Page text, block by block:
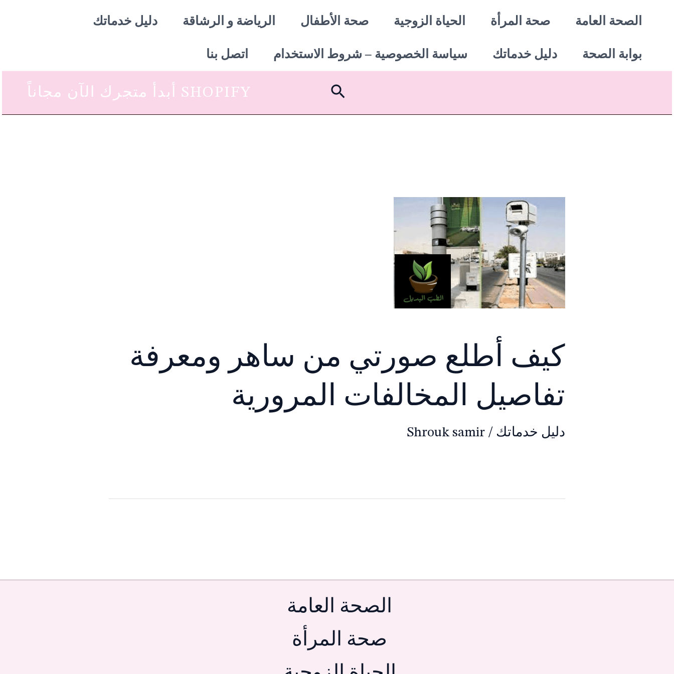
تخطيالصحة العامة صحة المرأة الحياة الزوجية صحة الأطفال الرياضة و الرشاقة دليل خدماتك
بوابة الصحة دليل خدماتك سياسة الخصوصية – شروط الاستخدام اتصل بنا
البحث SHOPIFY أبدأ متجرك الآن مجاناً
كيف أطلع صورتي من ساهر ومعرفة
تفاصيل المخالفات المرورية
دليل خدماتك /
Shrouk samir
الصحة العامة
صحة المرأة